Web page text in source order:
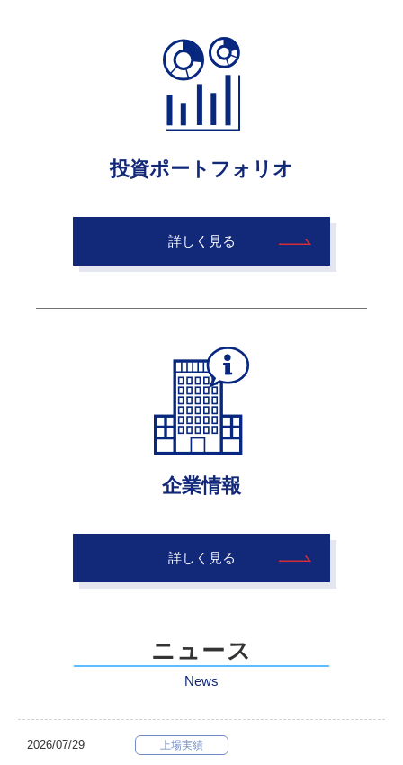
投資ポートフォリオ
詳しく見る
企業情報
詳しく見る
ニュース
News
2026/07/29 上場実績